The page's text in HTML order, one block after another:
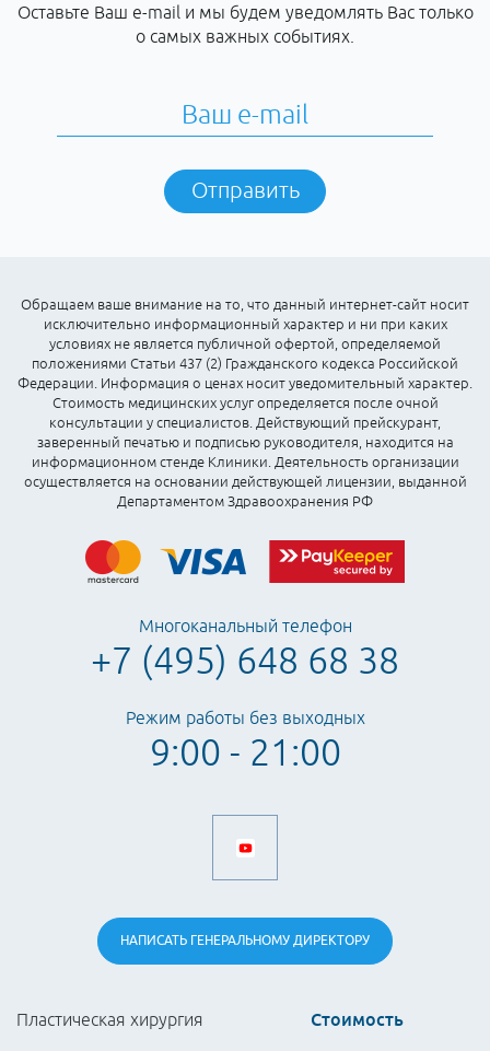
Оставьте Ваш e-mail и мы будем уведомлять Вас только
о самых важных событиях.
Отправить
Обращаем ваше внимание на то, что данный интернет-сайт носит
исключительно информационный характер и ни при каких
условиях не является публичной офертой, определяемой
положениями Статьи 437 (2) Гражданского кодекса Российской
Федерации. Информация о ценах носит уведомительный характер.
Стоимость медицинских услуг определяется после очной
консультации у специалистов. Действующий прейскурант,
заверенный печатью и подписью руководителя, находится на
информационном стенде Клиники. Деятельность организации
осуществляется на основании действующей лицензии, выданной
Департаментом Здравоохранения РФ
Многоканальный телефон
+7 (495) 648 68 38
Режим работы без выходных
9:00 - 21:00
НАПИСАТЬ ГЕНЕРАЛЬНОМУДИРЕКТОРУ
Пластическая хирургия
Стоимость